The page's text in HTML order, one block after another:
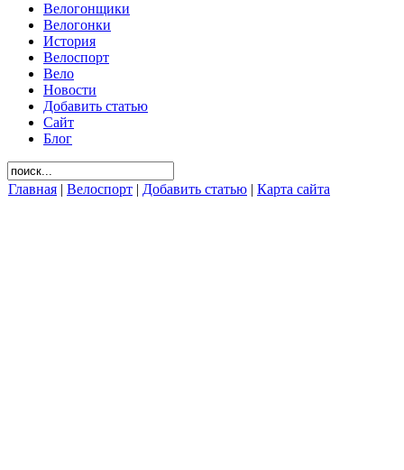
Велогонщики
Велогонки
История
Велоспорт
Вело
Новости
Добавить статью
Сайт
Блог
Главная | Велоспорт | Добавить статью | Карта сайта